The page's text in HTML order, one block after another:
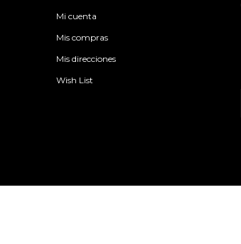
Mi cuenta
Mis compras
Mis direcciones
Wish List